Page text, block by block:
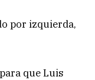
por izquierda,
que Luis